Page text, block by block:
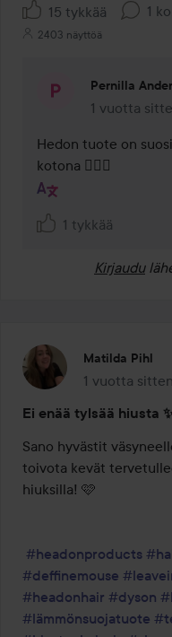
15 tykkää 1
2403 näyttöä
Pernilla
1 vuotta
Kommentti
Hedon tuote on
kotona 👌🏻🥰
1 tykkää
Kirjaudu
Matilda Pihl
1 vuotta sitten
Viesti luotiin
Ei enää tylsää hiusta
Sano hyvästit
toivota kevät
hiuksilla! 🩷
#headonproducts
#deffinemouse
#headonhair #dyson
#lämmönsuojatuote